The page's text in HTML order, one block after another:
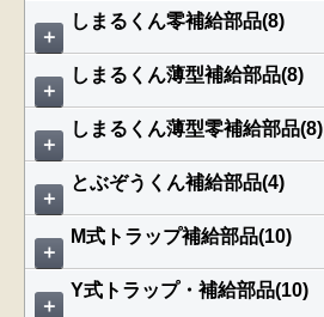
＋
しまるくん零補給部品(8)
＋
しまるくん薄型補給部品(8)
＋
しまるくん薄型零補給部品(8)
＋
とぶぞうくん補給部品(4)
＋
M式トラップ補給部品(10)
＋
Y式トラップ・補給部品(10)